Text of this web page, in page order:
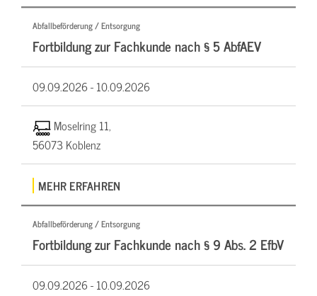
Abfallbeförderung / Entsorgung
Fortbildung zur Fachkunde nach § 5 AbfAEV
09.09.2026 -10.09.2026
Moselring 11,
56073 Koblenz
MEHR ERFAHREN
Abfallbeförderung / Entsorgung
Fortbildung zur Fachkunde nach § 9 Abs. 2 EfbV
09.09.2026 -10.09.2026